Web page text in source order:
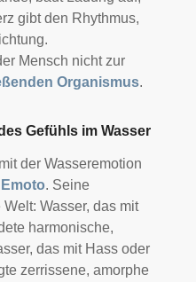
gibt den Rhythmus,
Mensch nicht zur
Organismus.
Gefühls im Wasser
der Wasseremotion
. Seine
Wasser, das mit
harmonische,
das mit Hass oder
zerrissene, amorphe